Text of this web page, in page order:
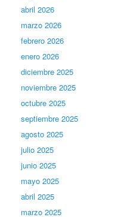
abril 2026
marzo 2026
febrero 2026
enero 2026
diciembre 2025
noviembre 2025
octubre 2025
septiembre 2025
agosto 2025
julio 2025
junio 2025
mayo 2025
abril 2025
marzo 2025